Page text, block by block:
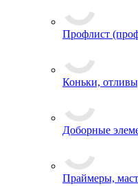
Профлист
Коньки,
Доборные
Праймеры,